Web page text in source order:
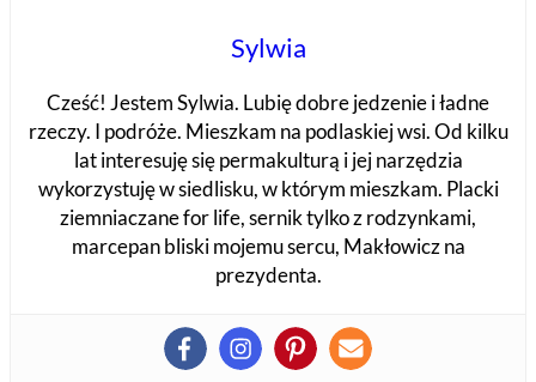
Sylwia
Cześć! Jestem Sylwia. Lubię dobre jedzenie i ładne
rzeczy. I podróże. Mieszkam na podlaskiej wsi. Od kilku
lat interesuję się permakulturą i jej narzędzia
wykorzystuję w siedlisku, w którym mieszkam. Placki
ziemniaczane for life, sernik tylko z rodzynkami,
marcepan bliski mojemu sercu, Makłowicz na
prezydenta.